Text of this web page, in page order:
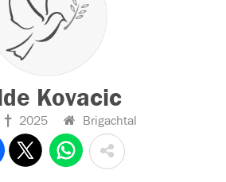
Kovacic
2025 Brigachtal